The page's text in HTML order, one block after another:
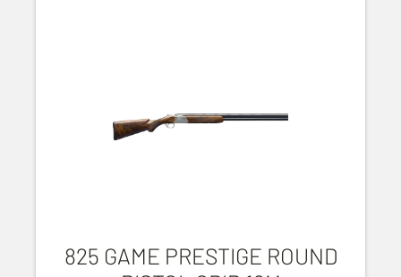
825 GAME PRESTIGE ROUND